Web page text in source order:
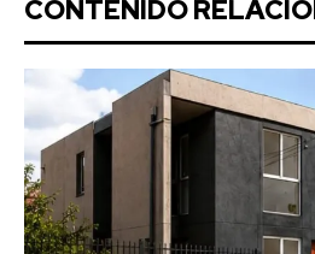
CONTENIDO